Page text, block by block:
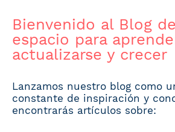
Bienvenido al Blog
espacio para
actualizarse y crecer
Lanzamos nuestro blog como
constante de inspiración y
encontrarás artículos sobre: